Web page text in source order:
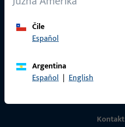
Čile
Español
Argentina
Español | English
Kontakt